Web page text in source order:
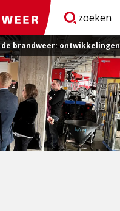
zoeken
brandweer: